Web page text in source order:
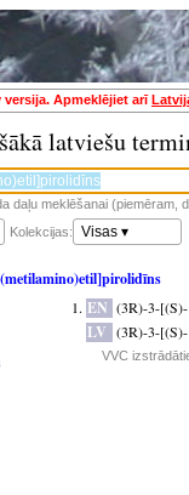
Apmeklējiet arī
latviešu
daļu meklēšanai (piemēram,
Kolekcijas: Visas ▾
EN (3R)-3-
LV (3R)-3-
VVC